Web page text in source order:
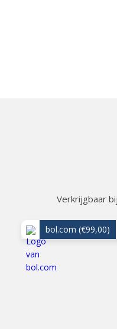
Verkrijgbaar
bol.com (€99,00)